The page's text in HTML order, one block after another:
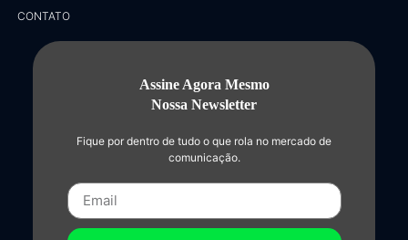
CONTATO
Assine Agora Mesmo
Nossa Newsletter
Fique por dentro de tudo o que rola no mercado de
comunicação.